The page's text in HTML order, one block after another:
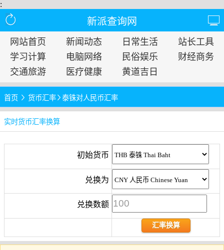
:
新派查询网
网站首页 新闻动态 日常生活
站长工具
学习计算
电脑网络 民俗娱乐
财经商务
交通旅游
医疗健康 黄道吉日
首页 货币汇率 泰铢对人民币汇率
实时货币汇率换算
初始货币
兑换为
兑换数额